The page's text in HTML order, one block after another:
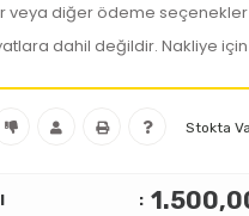
veya diğer ödeme seçenekler
dahil değildir. Nakliye
Stokta